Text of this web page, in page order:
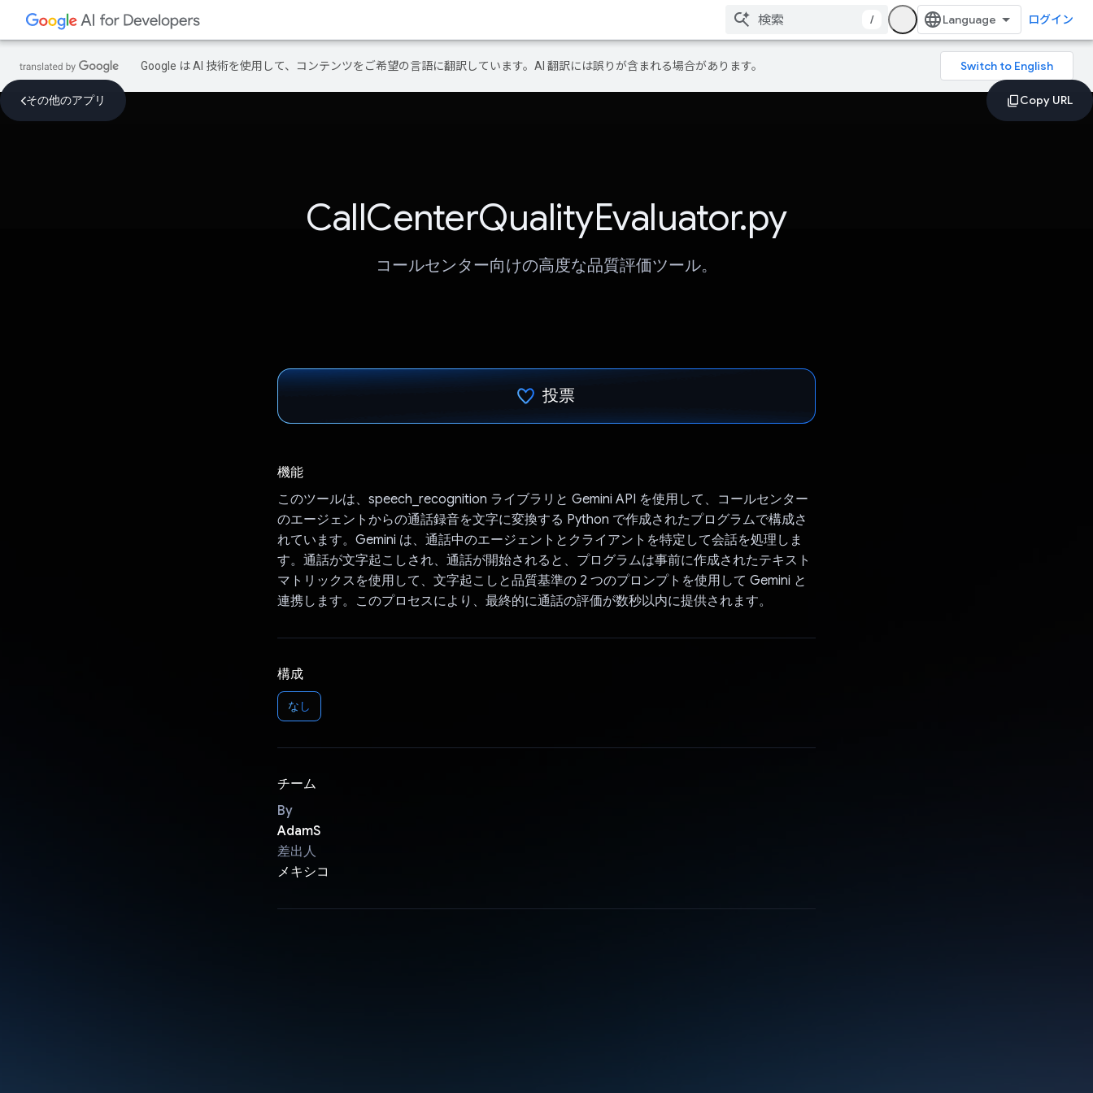
/ ログイン
Google は AI 技術を使用して、コンテンツをご希望の言語に翻訳しています。AI 翻訳には誤りが含まれる場合があります。
その他のアプリ
CallCenterQualityEvaluator.py
コールセンター向けの高度な品質評価ツール。
投票
機能
このツールは、speech_recognition ライブラリと Gemini API を使用して、コールセンター
のエージェントからの通話録音を文字に変換する Python で作成されたプログラムで構成さ
れています。Gemini は、通話中のエージェントとクライアントを特定して会話を処理しま
す。通話が文字起こしされ、通話が開始されると、プログラムは事前に作成されたテキスト
マトリックスを使用して、文字起こしと品質基準の 2 つのプロンプトを使用して Gemini と
連携します。このプロセスにより、最終的に通話の評価が数秒以内に提供されます。
構成
なし
チーム
By
AdamS
差出人
メキシコ